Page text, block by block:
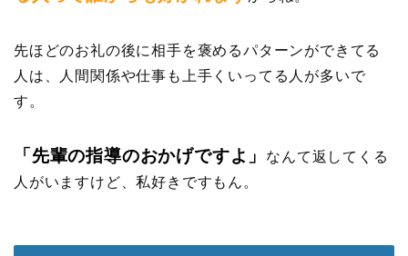
先ほどのお礼の後に相手を褒めるパターンができてる
人は、人間関係や仕事も上手くいってる人が多いで
す。
「先輩の指導のおかげですよ」
なんて返してくる
人がいますけど、私好きですもん。